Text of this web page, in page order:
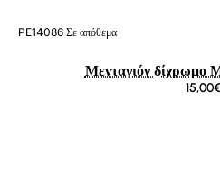
PE14086 Σε απόθεμα
Μενταγιόν δίχρωμο
15,00€